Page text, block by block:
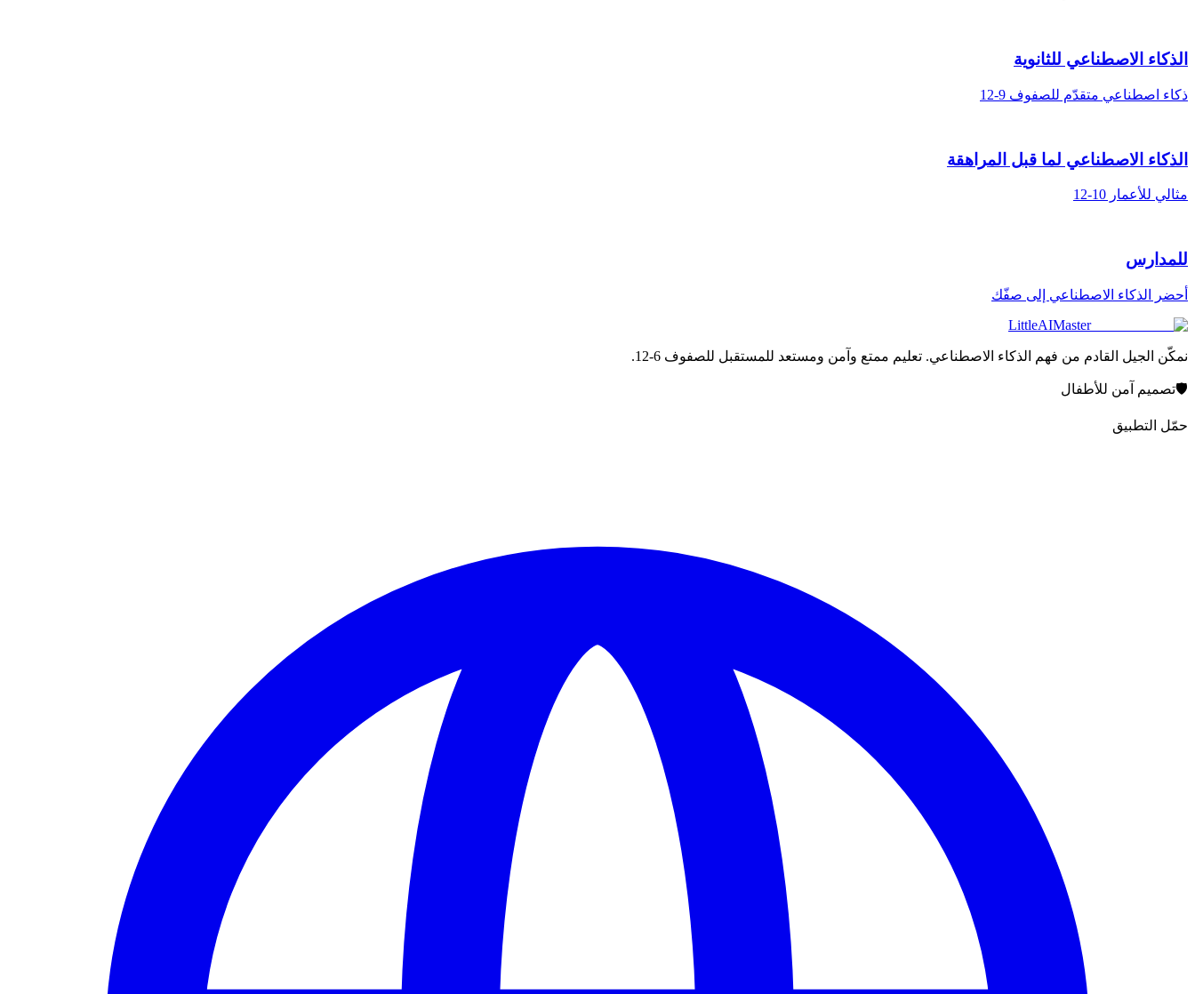
الذكاء الاصطناعي للثانوية
ذكاء اصطناعي متقدّم للصفوف 9-12
الذكاء الاصطناعي لما قبل المراهقة
مثالي للأعمار 10-12
للمدارس
أحضر الذكاء الاصطناعي إلى صفّك
LittleAIMaster
نمكّن الجيل القادم من فهم الذكاء الاصطناعي. تعليم ممتع وآمن ومستعد للمستقبل للصفوف 6-12.
🛡️تصميم آمن للأطفال
حمّل التطبيق